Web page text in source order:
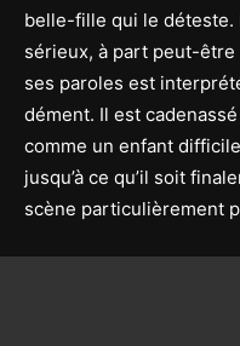
belle-fille qui le déteste.
sérieux, à part peut-
ses paroles est
dément. Il est
comme un enfant
jusqu’à ce qu’il soit
scène particulièrement